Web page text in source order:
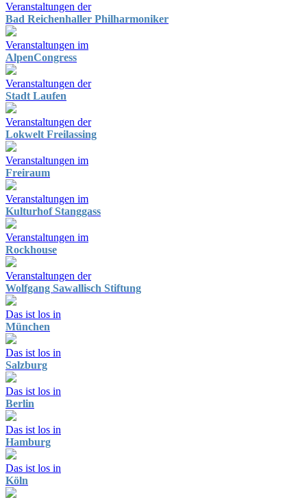
Veranstaltungen der
Bad Reichenhaller Philharmoniker
Veranstaltungen im
AlpenCongress
Veranstaltungen der
Stadt Laufen
Veranstaltungen der
Lokwelt Freilassing
Veranstaltungen im
Freiraum
Veranstaltungen im
Kulturhof Stanggass
Veranstaltungen im
Rockhouse
Veranstaltungen der
Wolfgang Sawallisch Stiftung
Das ist los in
München
Das ist los in
Salzburg
Das ist los in
Berlin
Das ist los in
Hamburg
Das ist los in
Köln